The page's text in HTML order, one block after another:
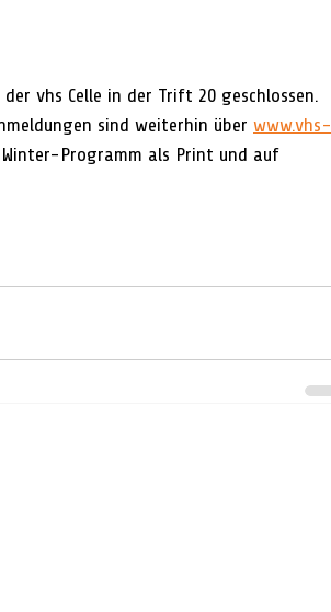
vhs Celle in der Trift 20 geschlossen.
sind weiterhin über www.vhs-
Programm als Print und auf